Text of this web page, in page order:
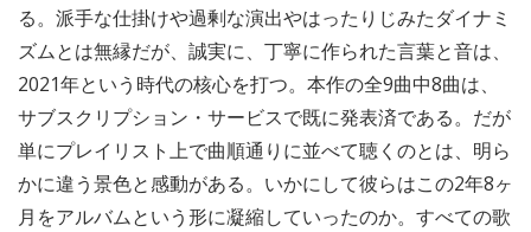
る。派手な仕掛けや過剰な演出やはったりじみたダイナミ
ズムとは無縁だが、誠実に、丁寧に作られた言葉と音は、
2021年という時代の核心を打つ。本作の全9曲中8曲は、
サブスクリプション・サービスで既に発表済である。だが
単にプレイリスト上で曲順通りに並べて聴くのとは、明ら
かに違う景色と感動がある。いかにして彼らはこの2年8ヶ
月をアルバムという形に凝縮していったのか。すべての歌